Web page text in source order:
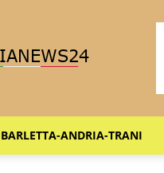
BARLETTA-ANDRIA-TRANI